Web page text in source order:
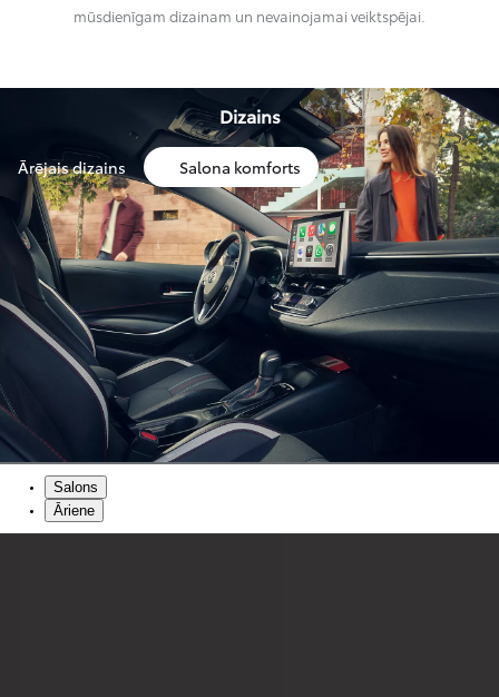
mūsdienīgam dizainam un nevainojamai veiktspējai.
Dizains
Ārējais dizains Salona komforts
Salons
Āriene